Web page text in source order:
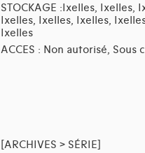
STOCKAGE :Ixelles, Ixelles,
Ixelles, Ixelles, Ixelles,
Ixelles
ACCES : Non autorisé, Sous
[ARCHIVES > SÉRIE]